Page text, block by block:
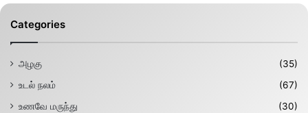
Categories
அழகு
(35)
உடல் நலம்
(67)
உணவே மருந்து
(30)